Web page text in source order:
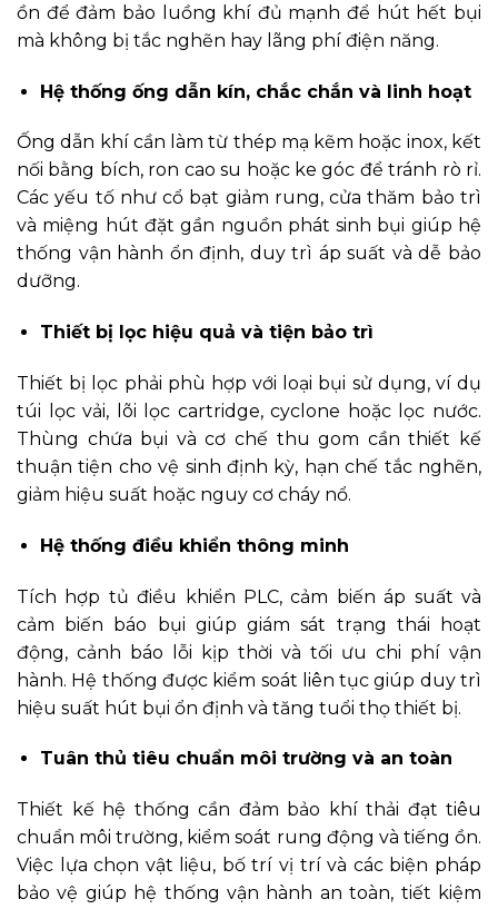
ồn để đảm bảo luồng khí đủ mạnh để hút hết bụi
mà không bị tắc nghẽn hay lãng phí điện năng.
Hệ thống ống dẫn kín, chắc chắn và linh hoạt
Ống dẫn khí cần làm từ thép mạ kẽm hoặc inox, kết
nối bằng bích, ron cao su hoặc ke góc để tránh rò rỉ.
Các yếu tố như cổ bạt giảm rung, cửa thăm bảo trì
và miệng hút đặt gần nguồn phát sinh bụi giúp hệ
thống vận hành ổn định, duy trì áp suất và dễ bảo
dưỡng.
Thiết bị lọc hiệu quả và tiện bảo trì
Thiết bị lọc phải phù hợp với loại bụi sử dụng, ví dụ
túi lọc vải, lõi lọc cartridge, cyclone hoặc lọc nước.
Thùng chứa bụi và cơ chế thu gom cần thiết kế
thuận tiện cho vệ sinh định kỳ, hạn chế tắc nghẽn,
giảm hiệu suất hoặc nguy cơ cháy nổ.
Hệ thống điều khiển thông minh
Tích hợp tủ điều khiển PLC, cảm biến áp suất và
cảm biến báo bụi giúp giám sát trạng thái hoạt
động, cảnh báo lỗi kịp thời và tối ưu chi phí vận
hành. Hệ thống được kiểm soát liên tục giúp duy trì
hiệu suất hút bụi ổn định và tăng tuổi thọ thiết bị.
Tuân thủ tiêu chuẩn môi trường và an toàn
Thiết kế hệ thống cần đảm bảo khí thải đạt tiêu
chuẩn môi trường, kiểm soát rung động và tiếng ồn.
Việc lựa chọn vật liệu, bố trí vị trí và các biện pháp
bảo vệ giúp hệ thống vận hành an toàn, tiết kiệm